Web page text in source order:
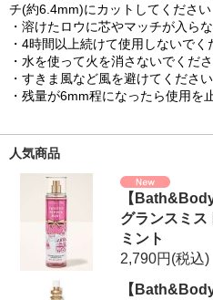
チ(約6.4mm)にカットしてください
・溶けたロウに芯やマッチが入ら
・4時間以上続けて使用しないでく
・水を使って火を消さないでくだ
・すきま風など風を避けてください
・残量が6mm程になったら使用を
人気商品
【
グランスミス
ミント
2,790円(税込)
【